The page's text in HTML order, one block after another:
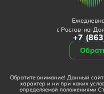
г. Ростов-на-
+7
Обратите внимание! Данный
характер и ни при каких
определяемой положениями